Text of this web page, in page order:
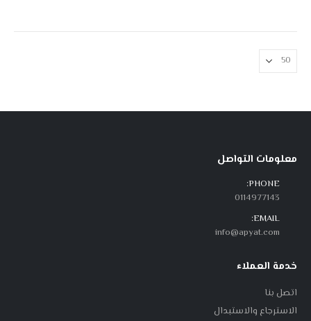
معلومات التواصل
PHONE:
0114977143
EMAIL:
info@apyat.com
خدمة العملاء
اتصل بنا
الاسترجاع والاستبدال